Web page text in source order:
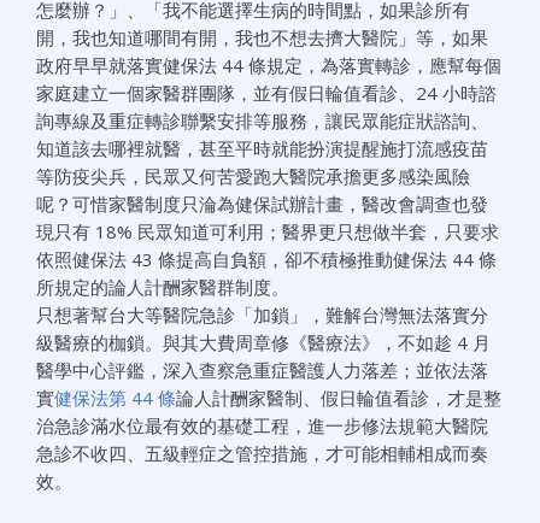
怎麼辦？」、「我不能選擇生病的時間點，如果診所有
開，我也知道哪間有開，我也不想去擠大醫院」等，如果
政府早早就落實健保法 44 條規定，為落實轉診，應幫每個
家庭建立一個家醫群團隊，並有假日輪值看診、24 小時諮
詢專線及重症轉診聯繫安排等服務，讓民眾能症狀諮詢、
知道該去哪裡就醫，甚至平時就能扮演提醒施打流感疫苗
等防疫尖兵，民眾又何苦愛跑大醫院承擔更多感染風險
呢？可惜家醫制度只淪為健保試辦計畫，醫改會調查也發
現只有 18% 民眾知道可利用；醫界更只想做半套，只要求
依照健保法 43 條提高自負額，卻不積極推動健保法 44 條
所規定的論人計酬家醫群制度。
只想著幫台大等醫院急診「加鎖」，難解台灣無法落實分
級醫療的枷鎖。與其大費周章修《醫療法》，不如趁 4 月
醫學中心評鑑，深入查察急重症醫護人力落差；並依法落
實健保法第 44 條論人計酬家醫制、假日輪值看診，才是整
治急診滿水位最有效的基礎工程，進一步修法規範大醫院
急診不收四、五級輕症之管控措施，才可能相輔相成而奏
效。